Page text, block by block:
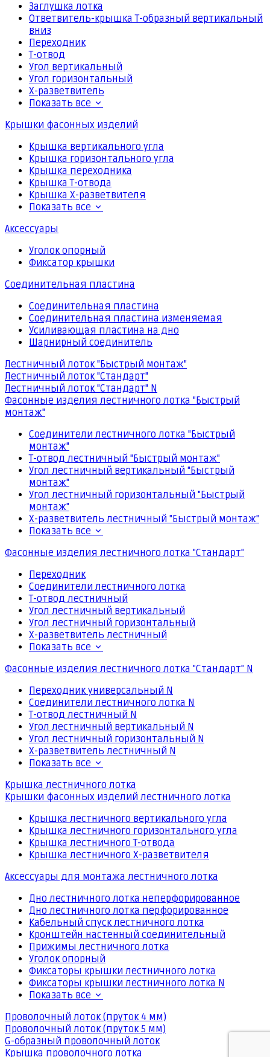
Заглушка лотка
Ответвитель-крышка Т-образный вертикальный
вниз
Переходник
Т-отвод
Угол вертикальный
Угол горизонтальный
Х-разветвитель
Показать все
Крышки фасонных изделий
Крышка вертикального угла
Крышка горизонтального угла
Крышка переходника
Крышка Т-отвода
Крышка Х-разветвителя
Показать все
Аксессуары
Уголок опорный
Фиксатор крышки
Соединительная пластина
Соединительная пластина
Соединительная пластина изменяемая
Усиливающая пластина на дно
Шарнирный соединитель
Лестничный лоток "Быстрый монтаж"
Лестничный лоток "Стандарт"
Лестничный лоток "Стандарт" N
Фасонные изделия лестничного лотка "Быстрый
монтаж"
Соединители лестничного лотка "Быстрый
монтаж"
Т-отвод лестничный "Быстрый монтаж"
Угол лестничный вертикальный "Быстрый
монтаж"
Угол лестничный горизонтальный "Быстрый
монтаж"
Х-разветвитель лестничный "Быстрый монтаж"
Показать все
Фасонные изделия лестничного лотка "Стандарт"
Переходник
Соединители лестничного лотка
Т-отвод лестничный
Угол лестничный вертикальный
Угол лестничный горизонтальный
Х-разветвитель лестничный
Показать все
Фасонные изделия лестничного лотка "Стандарт" N
Переходник универсальный N
Соединители лестничного лотка N
Т-отвод лестничный N
Угол лестничный вертикальный N
Угол лестничный горизонтальный N
Х-разветвитель лестничный N
Показать все
Крышка лестничного лотка
Крышки фасонных изделий лестничного лотка
Крышка лестничного вертикального угла
Крышка лестничного горизонтального угла
Крышка лестничного Т-отвода
Крышка лестничного Х-разветвителя
Аксессуары для монтажа лестничного лотка
Дно лестничного лотка неперфорированное
Дно лестничного лотка перфорированное
Кабельный спуск лестничного лотка
Кронштейн настенный соединительный
Прижимы лестничного лотка
Уголок опорный
Фиксаторы крышки лестничного лотка
Фиксаторы крышки лестничного лотка N
Показать все
Проволочный лоток (пруток 4 мм)
Проволочный лоток (пруток 5 мм)
G-образный проволочный лоток
Крышка проволочного лотка